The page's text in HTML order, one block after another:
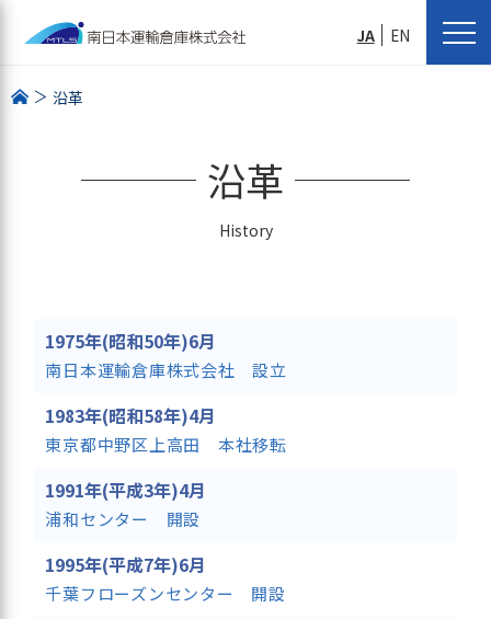
JA EN
沿革
沿革
History
1975年(昭和50年)6月
南日本運輸倉庫株式会社 設立
1983年(昭和58年)4月
東京都中野区上高田 本社移転
1991年(平成3年)4月
浦和センター 開設
1995年(平成7年)6月
千葉フローズンセンター 開設